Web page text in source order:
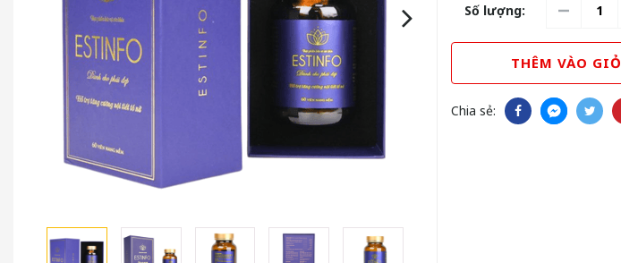
Số lượng:
THÊM VÀO GIỎ
Chia sẻ: